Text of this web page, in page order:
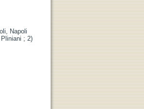
Napoli
; 2)